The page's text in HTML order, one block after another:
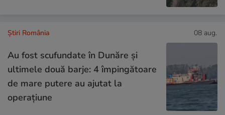
Știri România 08 aug.
Au fost scufundate în Dunăre și
ultimele două barje: 4 împingătoare
de mare putere au ajutat la
operațiune